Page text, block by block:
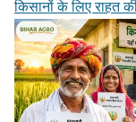
किसानों के लिए राहत